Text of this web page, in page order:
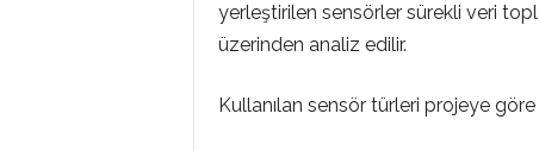
yerleştirilen sensörler sürekli veri
üzerinden analiz edilir.
Kullanılan sensör türleri projeye